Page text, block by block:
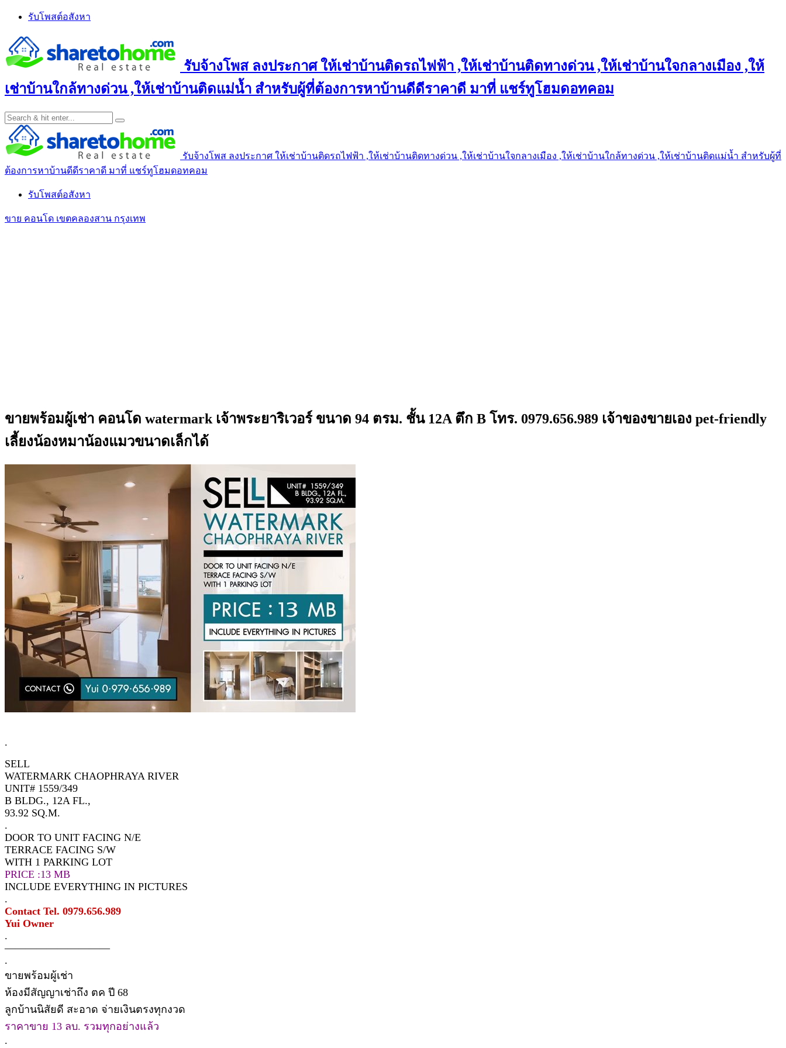
Skip
content
รับโพสต์อสังหา
รับจ้างโพส ลงประกาศ ให้เช่าบ้านติดรถไฟฟ้า ,ให้เช่าบ้านติดทางด่วน ,ให้เช่าบ้านใจกลางเมือง ,ให้
เช่าบ้านใกล้ทางด่วน ,ให้เช่าบ้านติดแม่น้ำ สำหรับผู้ที่ต้องการหาบ้านดีดีราคาดี มาที่ แชร์ทูโฮมดอทคอม
รับจ้างโพส ลงประกาศ ให้เช่าบ้านติดรถไฟฟ้า ,ให้เช่าบ้านติดทางด่วน ,ให้เช่าบ้านใจกลางเมือง ,ให้เช่าบ้านใกล้ทางด่วน ,ให้เช่าบ้านติดแม่น้ำ สำหรับผู้ที่
ต้องการหาบ้านดีดีราคาดี มาที่ แชร์ทูโฮมดอทคอม
รับโพสต์อสังหา
ขาย คอนโด เขตคลองสาน กรุงเทพ
ขายพร้อมผู้เช่า คอนโด watermark เจ้าพระยาริเวอร์ ขนาด 94 ตรม. ชั้น 12A ตึก B โทร. 0979.656.989 เจ้าของขายเอง pet-friendly
เลี้ยงน้องหมาน้องแมวขนาดเล็กได้
.
SELL
WATERMARK CHAOPHRAYA RIVER
UNIT# 1559/349
B BLDG., 12A FL.,
93.92 SQ.M.
.
DOOR TO UNIT FACING N/E
TERRACE FACING S/W
WITH 1 PARKING LOT
PRICE :13 MB
INCLUDE EVERYTHING IN PICTURES
.
Contact Tel. 0979.656.989
Yui Owner
.
——————————
.
ขายพร้อมผู้เช่า
ห้องมีสัญญาเช่าถึง ตค ปี 68
ลูกบ้านนิสัยดี สะอาด จ่ายเงินตรงทุกงวด
ราคาขาย 13 ลบ. รวมทุกอย่างแล้ว
.